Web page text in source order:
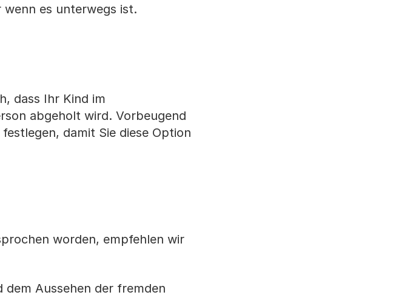
wenn es unterwegs ist.
dass Ihr Kind im
abgeholt wird. Vorbeugend
damit Sie diese Option
worden, empfehlen wir
dem Aussehen der fremden